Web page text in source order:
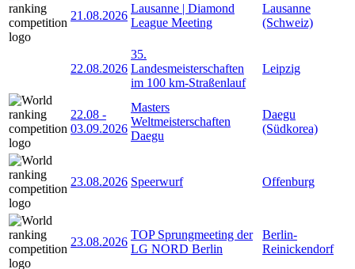
21.08.2026
Lausanne | Diamond
League Meeting
Lausanne
(Schweiz)
22.08.2026
35.
Landesmeisterschaften
im 100 km-Straßenlauf
Leipzig
22.08 -
03.09.2026
Masters
Weltmeisterschaften
Daegu
Daegu
(Südkorea)
23.08.2026 Speerwurf Offenburg
23.08.2026
TOP Sprungmeeting der
LG NORD Berlin
Berlin-
Reinickendorf